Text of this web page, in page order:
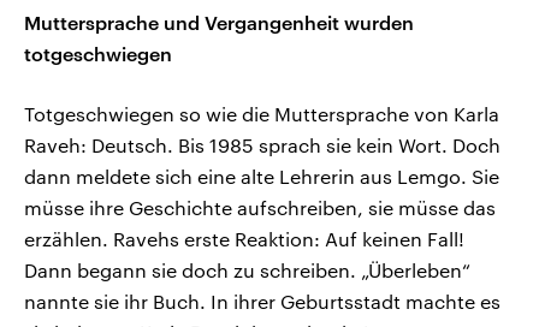
Muttersprache und Vergangenheit wurden
totgeschwiegen
Totgeschwiegen so wie die Muttersprache von Karla
Raveh: Deutsch. Bis 1985 sprach sie kein Wort. Doch
dann meldete sich eine alte Lehrerin aus Lemgo. Sie
müsse ihre Geschichte aufschreiben, sie müsse das
erzählen. Ravehs erste Reaktion: Auf keinen Fall!
Dann begann sie doch zu schreiben. „Überleben“
nannte sie ihr Buch. In ihrer Geburtsstadt machte es